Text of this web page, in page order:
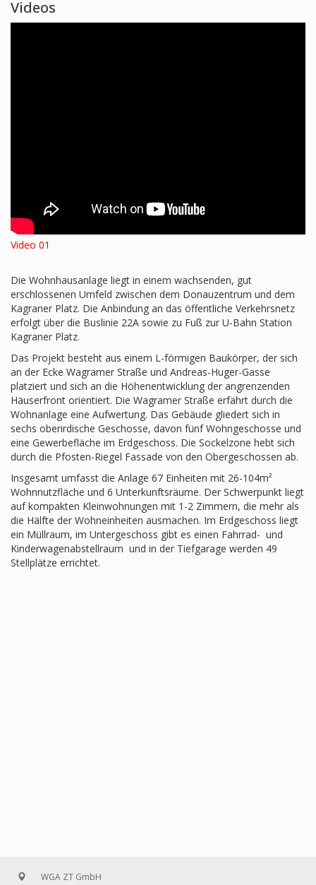
Videos
Video 01
Die Wohnhausanlage liegt in einem wachsenden, gut
erschlossenen Umfeld zwischen dem Donauzentrum und dem
Kagraner Platz. Die Anbindung an das öffentliche Verkehrsnetz
erfolgt über die Buslinie 22A sowie zu Fuß zur U-Bahn Station
Kagraner Platz.
Das Projekt besteht aus einem L-förmigen Baukörper, der sich
an der Ecke Wagramer Straße und Andreas-Huger-Gasse
platziert und sich an die Höhenentwicklung der angrenzenden
Häuserfront orientiert. Die Wagramer Straße erfährt durch die
Wohnanlage eine Aufwertung. Das Gebäude gliedert sich in
sechs oberirdische Geschosse, davon fünf Wohngeschosse und
eine Gewerbefläche im Erdgeschoss. Die Sockelzone hebt sich
durch die Pfosten-Riegel Fassade von den Obergeschossen ab.
Insgesamt umfasst die Anlage 67 Einheiten mit 26-104m²
Wohnnutzfläche und 6 Unterkunftsräume. Der Schwerpunkt liegt
auf kompakten Kleinwohnungen mit 1-2 Zimmern, die mehr als
die Hälfte der Wohneinheiten ausmachen. Im Erdgeschoss liegt
ein Müllraum, im Untergeschoss gibt es einen Fahrrad- und
Kinderwagenabstellraum und in der Tiefgarage werden 49
Stellplätze errichtet.
WGA ZT GmbH